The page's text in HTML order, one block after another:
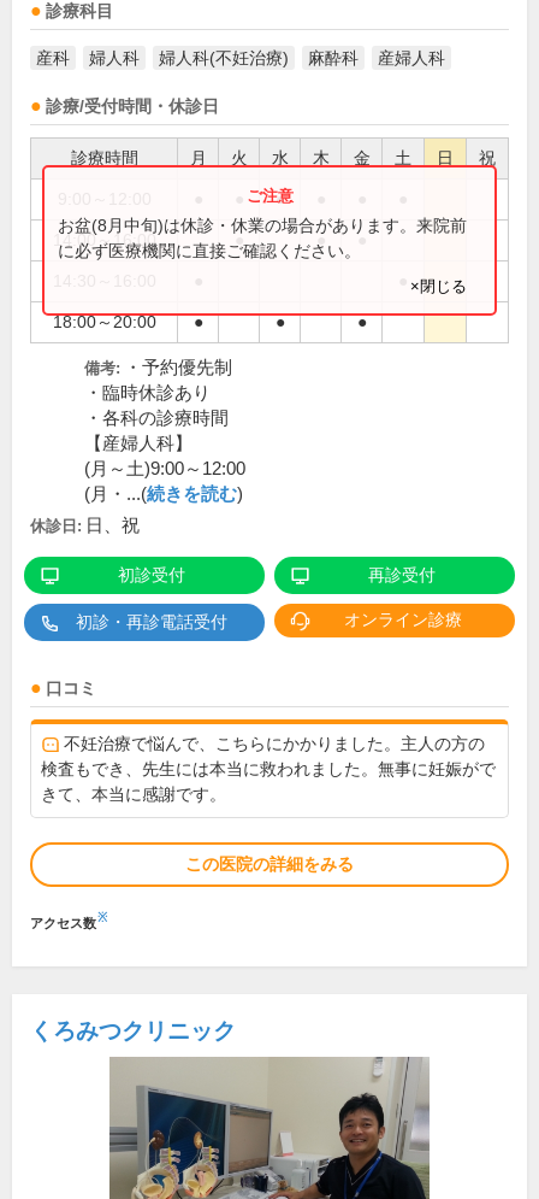
診療科目
産科 婦人科 婦人科(不妊治療) 麻酔科 産婦人科
診療/受付時間・休診日
診療時間 月 火 水 木 金 土 日 祝
●
14:00～16:00 ● ● ●
18:00～20:00 ● ● ●
お盆(8月中旬)は休診・休業の場合があります。来院前
に必ず医療機関に直接ご確認ください。
×閉じる
備考:
・予約優先制
・臨時休診あり
・各科の診療時間
【産婦人科】
(月～土)9:00～12:00
(月・...(続きを読む)
休診日: 日、祝
初診受付 再診受付
初診・再診電話受付 オンライン診療
口コミ
不妊治療で悩んで、こちらにかかりました。主人の方の
検査もでき、先生には本当に救われました。無事に妊娠がで
きて、本当に感謝です。
この医院の詳細をみる
アクセス数※
くろみつクリニック